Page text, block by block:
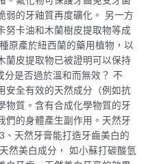
弱的牙釉質再度礦化。 另一方
努卡油和木蘭樹皮提取物等成
原產於紐西蘭的藥用植物，以
蘭皮提取物已被證明可以保持
分是否過於溫和而無效？ 不
安全有效的天然成分（例如抗
物質。含有合成化學物質的牙
們的身體產生副作用。天然牙
、天然牙膏能打造牙齒美白的
然美白成分， 如小蘇打碳酸氫